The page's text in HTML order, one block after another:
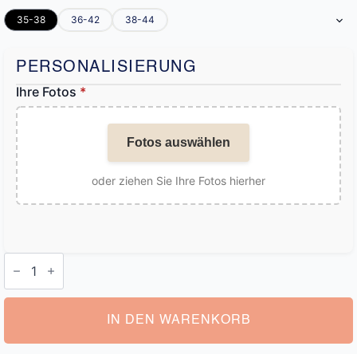
35-38 36-42 38-44
PERSONALISIERUNG
Ihre Fotos *
Fotos auswählen
oder ziehen Sie Ihre Fotos hierher
Personalisierte
Socken
IN DEN WARENKORB